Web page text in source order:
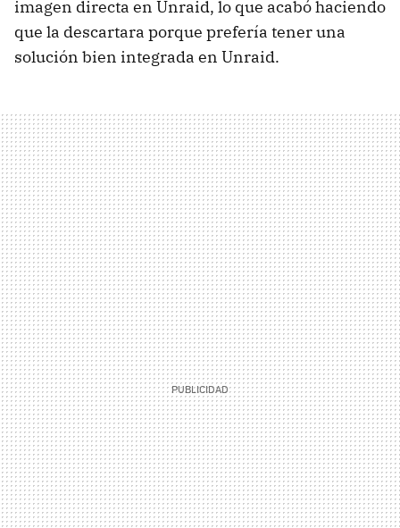
imagen directa en Unraid, lo que acabó haciendo
que la descartara porque prefería tener una
solución bien integrada en Unraid.